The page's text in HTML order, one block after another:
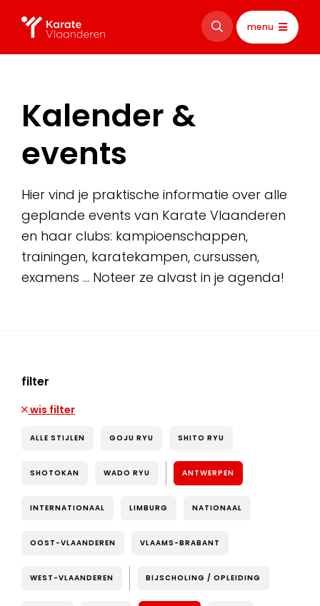
menu
Kalender &
events
Hier vind je praktische informatie over alle
geplande events van Karate Vlaanderen
en haar clubs: kampioenschappen,
trainingen, karatekampen, cursussen,
examens … Noteer ze alvast in je agenda!
filter
wis filter
ALLE STIJLEN GOJU RYU SHITO RYU
SHOTOKAN WADO RYU ANTWERPEN
INTERNATIONAAL LIMBURG NATIONAAL
OOST-VLAANDEREN VLAAMS-BRABANT
WEST-VLAANDEREN BIJSCHOLING / OPLEIDING